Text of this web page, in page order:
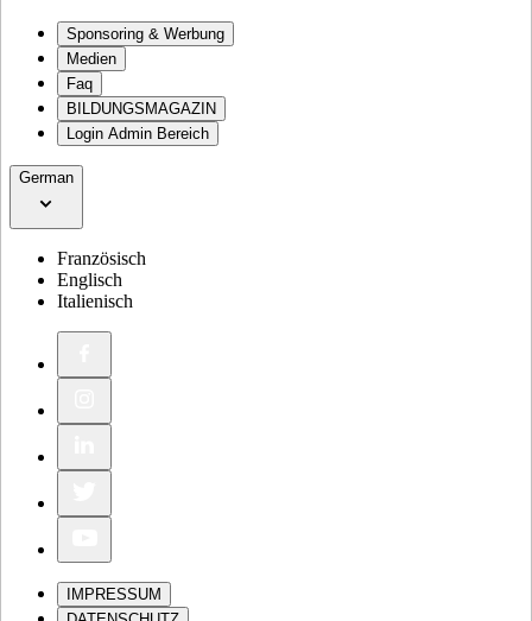
Sponsoring & Werbung
Medien
Faq
BILDUNGSMAGAZIN
Login Admin Bereich
German
Französisch
Englisch
Italienisch
IMPRESSUM